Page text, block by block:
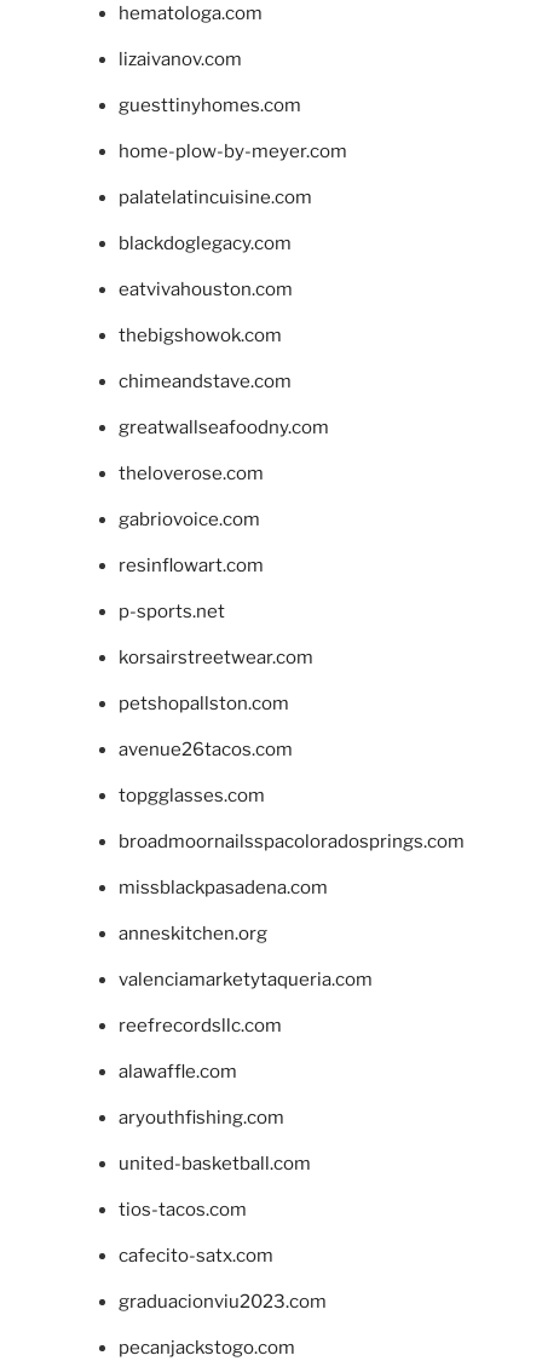
hematologa.com
lizaivanov.com
guesttinyhomes.com
home-plow-by-meyer.com
palatelatincuisine.com
blackdoglegacy.com
eatvivahouston.com
thebigshowok.com
chimeandstave.com
greatwallseafoodny.com
theloverose.com
gabriovoice.com
resinflowart.com
p-sports.net
korsairstreetwear.com
petshopallston.com
avenue26tacos.com
topgglasses.com
broadmoornailsspacoloradosprings.com
missblackpasadena.com
anneskitchen.org
valenciamarketytaqueria.com
reefrecordsllc.com
alawaffle.com
aryouthfishing.com
united-basketball.com
tios-tacos.com
cafecito-satx.com
graduacionviu2023.com
pecanjackstogo.com